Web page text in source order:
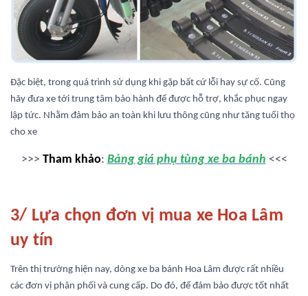
Đặc biệt, trong quá trình sử dụng khi gặp bất cứ lỗi hay sự cố. Cũng
hãy đưa xe tới trung tâm bảo hành để được hỗ trợ, khắc phục ngay
lập tức. Nhằm đảm bảo an toàn khi lưu thông cũng như tăng tuổi thọ
cho xe
>>> Tham khảo: Bảng giá phụ tùng xe ba bánh <<<
3/ Lựa chọn đơn vị mua xe Hoa Lâm
uy tín
Trên thị trường hiện nay, dòng xe ba bánh Hoa Lâm được rất nhiều
các đơn vị phân phối và cung cấp. Do đó, để đảm bảo được tốt nhất